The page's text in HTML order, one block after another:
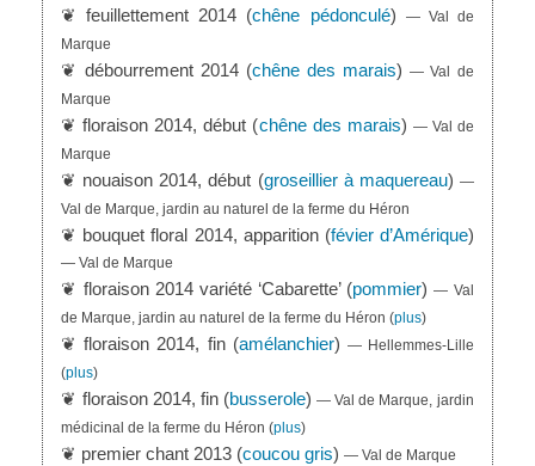
❦ feuillettement 2014 (chêne pédonculé)
— Val de
Marque
❦ débourrement 2014 (chêne des marais)— Val de
Marque
❦ floraison 2014, début (chêne des marais) — Val de
Marque
❦ nouaison 2014, début (groseillier à maquereau) —
Val de Marque, jardin au naturel de la ferme du Héron
❦ bouquet floral 2014, apparition (févier d’Amérique)
— Val de Marque
❦ floraison 2014 variété ‘Cabarette’ (pommier)— Val
de Marque, jardin au naturel de la ferme du Héron (plus)
❦ floraison 2014, fin (amélanchier) — Hellemmes-Lille
(plus)
❦ floraison 2014, fin (busserole)— Val de Marque, jardin
médicinal de la ferme du Héron (plus)
❦ premier chant 2013 (coucou gris)— Val de Marque